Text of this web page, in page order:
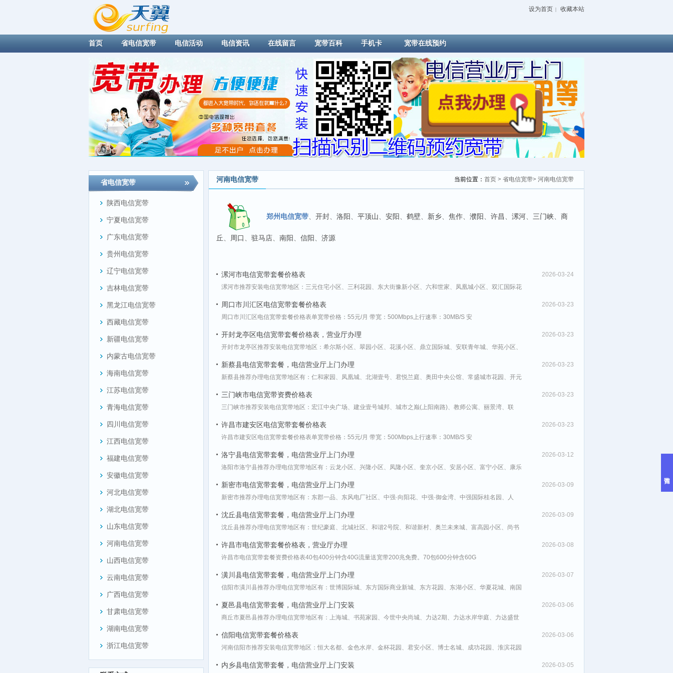
设为首页 | 收藏本站
首页 省电信宽带 电信活动 电信资讯 在线留言 宽带百科 手机卡 宽带在线预约
省电信宽带
陕西电信宽带
宁夏电信宽带
广东电信宽带
贵州电信宽带
辽宁电信宽带
吉林电信宽带
黑龙江电信宽带
西藏电信宽带
新疆电信宽带
内蒙古电信宽带
海南电信宽带
江苏电信宽带
青海电信宽带
四川电信宽带
江西电信宽带
福建电信宽带
安徽电信宽带
河北电信宽带
湖北电信宽带
山东电信宽带
河南电信宽带
山西电信宽带
云南电信宽带
广西电信宽带
甘肃电信宽带
湖南电信宽带
浙江电信宽带
河南电信宽带 当前位置： 首页 > 省电信宽带> 河南电信宽带
郑州电信宽带 开封 洛阳 平顶山 安阳 鹤壁 新乡 焦作 濮阳 许昌 漯河 三门峡 商
丘 周口 驻马店 南阳 信阳 济源
2026-03-24
漯河市电信宽带套餐价格表
漯河市推荐安装电信宽带地区：三元住宅小区、三利花园、东大街豫新小区、六和世家、凤凰城小区、双汇国际花
2026-03-23
周口市川汇区电信宽带套餐价格表
周口市川汇区电信宽带套餐价格表单宽带价格：55元/月 带宽：500Mbps上行速率：30MB/S 安
2026-03-23
开封龙亭区电信宽带套餐价格表，营业厅办理
开封市龙亭区推荐安装电信宽带地区：希尔斯小区、翠园小区、花溪小区、鼎立国际城、安联青年城、华苑小区、
2026-03-23
新蔡县电信宽带套餐，电信营业厅上门办理
新蔡县推荐办理电信宽带地区有：仁和家园、凤凰城、北湖壹号、君悦兰庭、奥田中央公馆、常盛城市花园、开元
2026-03-23
三门峡市电信宽带资费价格表
三门峡市推荐安装电信宽带地区：宏江中央广场、建业壹号城邦、城市之巅(上阳南路)、教师公寓、丽景湾、联
2026-03-23
许昌市建安区电信宽带套餐价格表
许昌市建安区电信宽带套餐价格表单宽带价格：55元/月 带宽：500Mbps上行速率：30MB/S 安
2026-03-12
洛宁县电信宽带套餐，电信营业厅上门办理
洛阳市洛宁县推荐办理电信宽带地区有：云龙小区、兴隆小区、凤隆小区、奎京小区、安居小区、富宁小区、康乐
2026-03-09
新密市电信宽带套餐，电信营业厅上门办理
新密市推荐办理电信宽带地区有：东郡一品、东风电厂社区、中强·向阳花、中强·御金湾、中强国际桂名园、人
2026-03-09
沈丘县电信宽带套餐，电信营业厅上门办理
沈丘县推荐办理电信宽带地区有：世纪豪庭、北城社区、和谐2号院、和谐新村、奥兰未来城、富高园小区、尚书
2026-03-08
许昌市电信宽带套餐价格表，营业厅办理
许昌市电信宽带套餐资费价格表40包400分钟含40G流量送宽带200兆免费。70包600分钟含60G
2026-03-07
潢川县电信宽带套餐，电信营业厅上门办理
信阳市潢川县推荐办理电信宽带地区有：世博国际城、东方国际商业新城、东方花园、东湖小区、华夏花城、南国
2026-03-06
夏邑县电信宽带套餐，电信营业厅上门安装
商丘市夏邑县推荐办理电信宽带地区有：上海城、书苑家园、今世中央尚城、力达2期、力达水岸华庭、力达盛世
2026-03-06
信阳电信宽带套餐价格表
河南信阳市推荐安装电信宽带地区：恒大名都、金色水岸、金杯花园、君安小区、博士名城、成功花园、淮滨花园
2026-03-05
内乡县电信宽带套餐，电信营业厅上门安装